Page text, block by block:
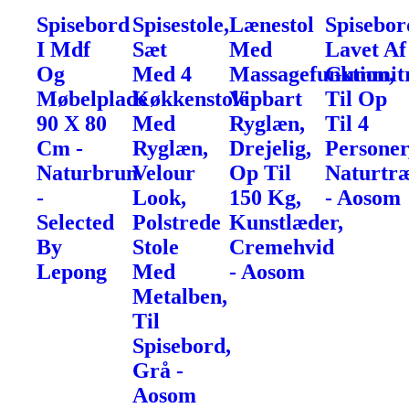
Spisebord
I Mdf
Og
Møbelplade
90 X 80
Cm -
Naturbrun
-
Selected
By
Lepong
Spisestole,
Sæt
Med 4
Køkkenstole
Med
Ryglæn,
Velour
Look,
Polstrede
Stole
Med
Metalben,
Til
Spisebord,
Grå -
Aosom
Lænestol
Med
Massagefunktion,
Vipbart
Ryglæn,
Drejelig,
Op Til
150 Kg,
Kunstlæder,
Cremehvid
- Aosom
Lavet Af
Til Op
Til 4
- Aosom